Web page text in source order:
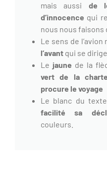
mais aussi de
d’innocence qui
nous nous faisons
Le sens de
l’avantqui se
Le jaune de la
vert de la charte
procure le voyage
Le blanc du
facilité sa
couleurs.